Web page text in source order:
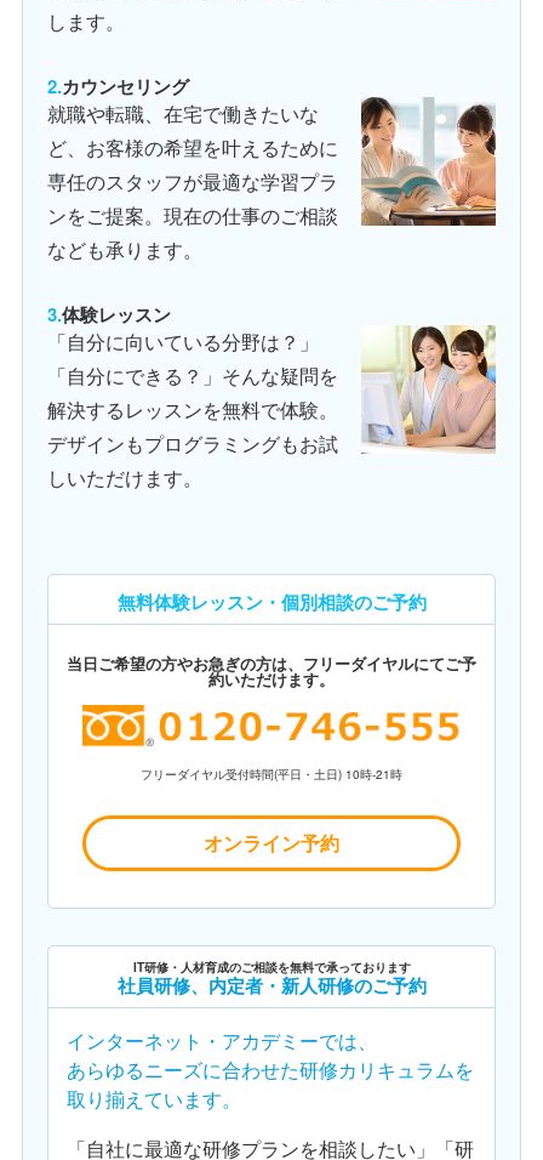
します。
カウンセリング
就職や転職、在宅で働きたいな
ど、お客様の希望を叶えるために
専任のスタッフが最適な学習プラ
ンをご提案。現在の仕事のご相談
なども承ります。
体験レッスン
「自分に向いている分野は？」
「自分にできる？」そんな疑問を
解決するレッスンを無料で体験。
デザインもプログラミングもお試
しいただけます。
無料体験レッスン・個別相談のご予約
当日ご希望の方やお急ぎの方は、フリーダイヤルにてご予
約いただけます。
フリーダイヤル受付時間(平日・土日) 10時-21時
オンライン予約
IT研修・人材育成のご相談を無料で承っております
社員研修、内定者・新人研修のご予約
インターネット・アカデミーでは、
あらゆるニーズに合わせた研修カリキュラムを
取り揃えています。
「自社に最適な研修プランを相談したい」「研